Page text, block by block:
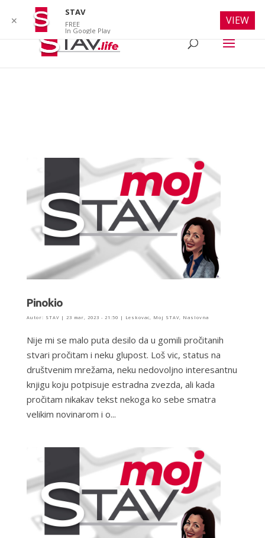
Pinokio
Autor: STAV| 23 mar, 2023 - 21:50 | Leskovac, Moj STAV, Naslovna
Nije mi se malo puta desilo da u gomili pročitanih
stvari pročitam i neku glupost. Loš vic, status na
društvenim mrežama, neku nedovoljno interesantnu
knjigu koju potpisuje estradna zvezda, ali kada
pročitam nikakav tekst nekoga ko sebe smatra
velikim novinarom i o...
✕
STAV
FREE
In Google Play
VIEW